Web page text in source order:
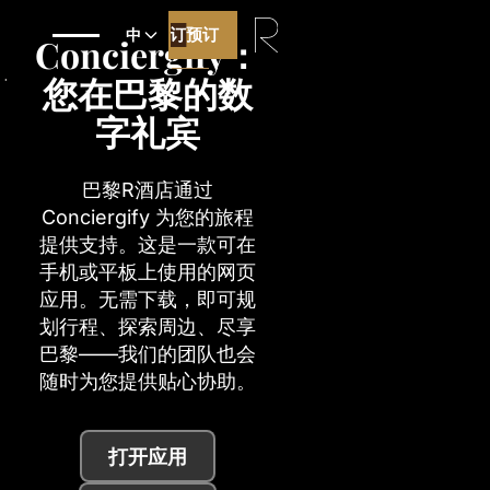
中 预订
预订
Conciergify：
您在巴黎的数
字礼宾
巴黎R酒店通过
Conciergify 为您的旅程
提供支持。这是一款可在
手机或平板上使用的网页
应用。无需下载，即可规
划行程、探索周边、尽享
巴黎——我们的团队也会
随时为您提供贴心协助。
打开应用
最优价格保证